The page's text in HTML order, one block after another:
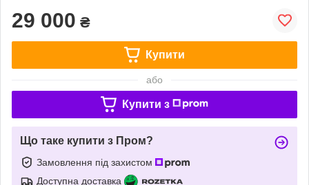
29 000 ₴
Купити
або
Купити з
Що таке купити з Пром?
Замовлення під захистом
Доступна доставка